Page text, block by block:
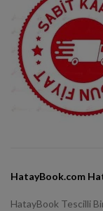
HatayBook.com
HatayBook Tescilli